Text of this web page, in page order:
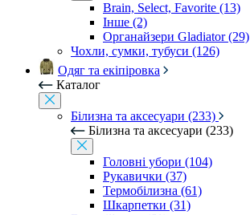
Brain, Select, Favorite (13)
Інше (2)
Органайзери Gladiator (29)
Чохли, сумки, тубуси (126)
Одяг та екіпіровка
Каталог
Білизна та аксесуари (233)
Білизна та аксесуари (233)
Головні убори (104)
Рукавички (37)
Термобілизна (61)
Шкарпетки (31)